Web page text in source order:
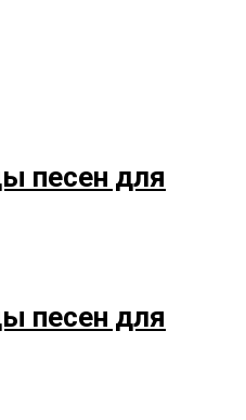
песен для
песен для